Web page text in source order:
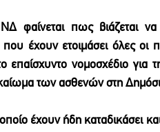
φαίνεται πως βιάζεται
έχουν ετοιμάσει όλες οι
επαίσχυντο νομοσχέδιο για
των ασθενών στη
έχουν ήδη καταδικάσει